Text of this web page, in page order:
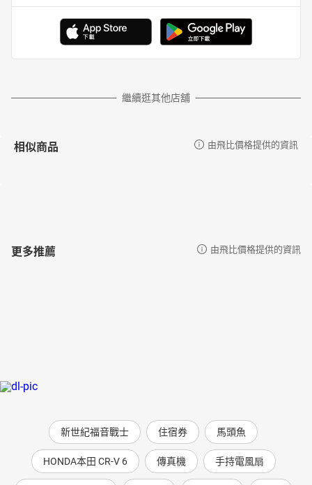
繼續逛其他店舖
相似商品 由飛比價格提供的資訊
更多推薦 由飛比價格提供的資訊
新世紀福音戰士 住宿券 馬頭魚
HONDA本田 CR-V 6 傳真機 手持電風扇